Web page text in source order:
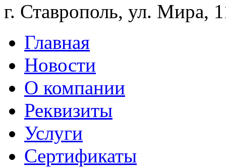
г. Ставрополь, ул. Мира,
Главная
Новости
О компании
Реквизиты
Услуги
Сертификаты